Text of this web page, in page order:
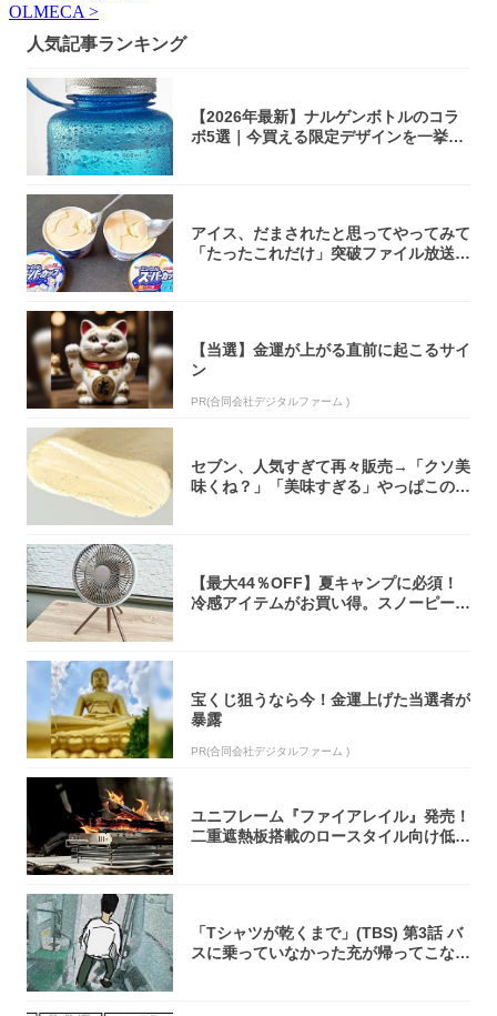
OLMECA >
人気記事ランキング
【2026年最新】ナルゲンボトルのコラ
ボ5選｜今買える限定デザインを一挙紹
アイス、だまされたと思ってやってみて
「たったこれだけ」突破ファイル放送で
【当選】金運が上がる直前に起こるサイ
ン
PR(合同会社デジタルファーム )
セブン、人気すぎて再々販売→「クソ美
味くね？」「美味すぎる」やっぱこのク
【最大44％OFF】夏キャンプに必須！
冷感アイテムがお買い得。スノーピー
宝くじ狙うなら今！金運上げた当選者が
暴露
PR(合同会社デジタルファーム )
ユニフレーム『ファイアレイル』発売！
二重遮熱板搭載のロースタイル向け低型
「Tシャツが乾くまで」(TBS) 第3話 バ
スに乗っていなかった充が帰ってこな